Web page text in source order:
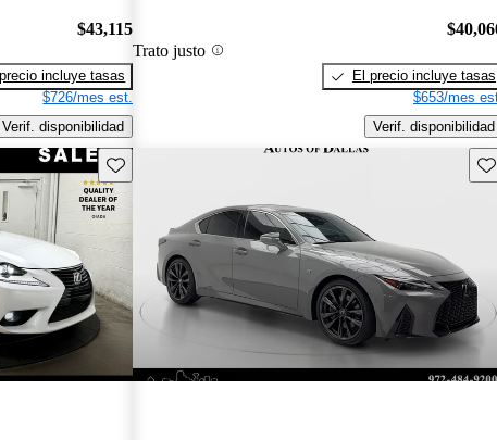
$43,115
incluye tasas
$726/mes est.
Verif. disponibilidad
Trato justo
El precio incluye tasas
$653/mes
Verif. disponibilidad
Guarda este Aviso